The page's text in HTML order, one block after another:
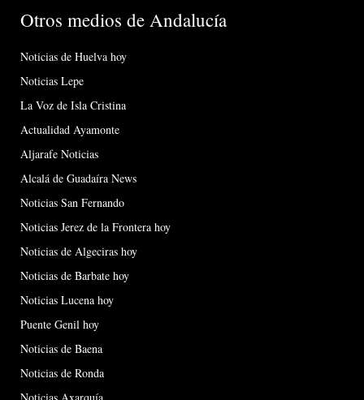
Otros medios de Andalucía
Noticias de Huelva hoy
Noticias Lepe
La Voz de Isla Cristina
Actualidad Ayamonte
Aljarafe Noticias
Alcalá de Guadaíra News
Noticias San Fernando
Noticias Jerez de la Frontera hoy
Noticias de Algeciras hoy
Noticias de Barbate hoy
Noticias Lucena hoy
Puente Genil hoy
Noticias de Baena
Noticias de Ronda